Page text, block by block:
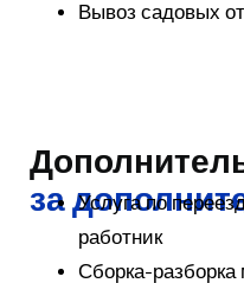
Вывоз садовых
за Услуга по
работник
Сборка-разборка